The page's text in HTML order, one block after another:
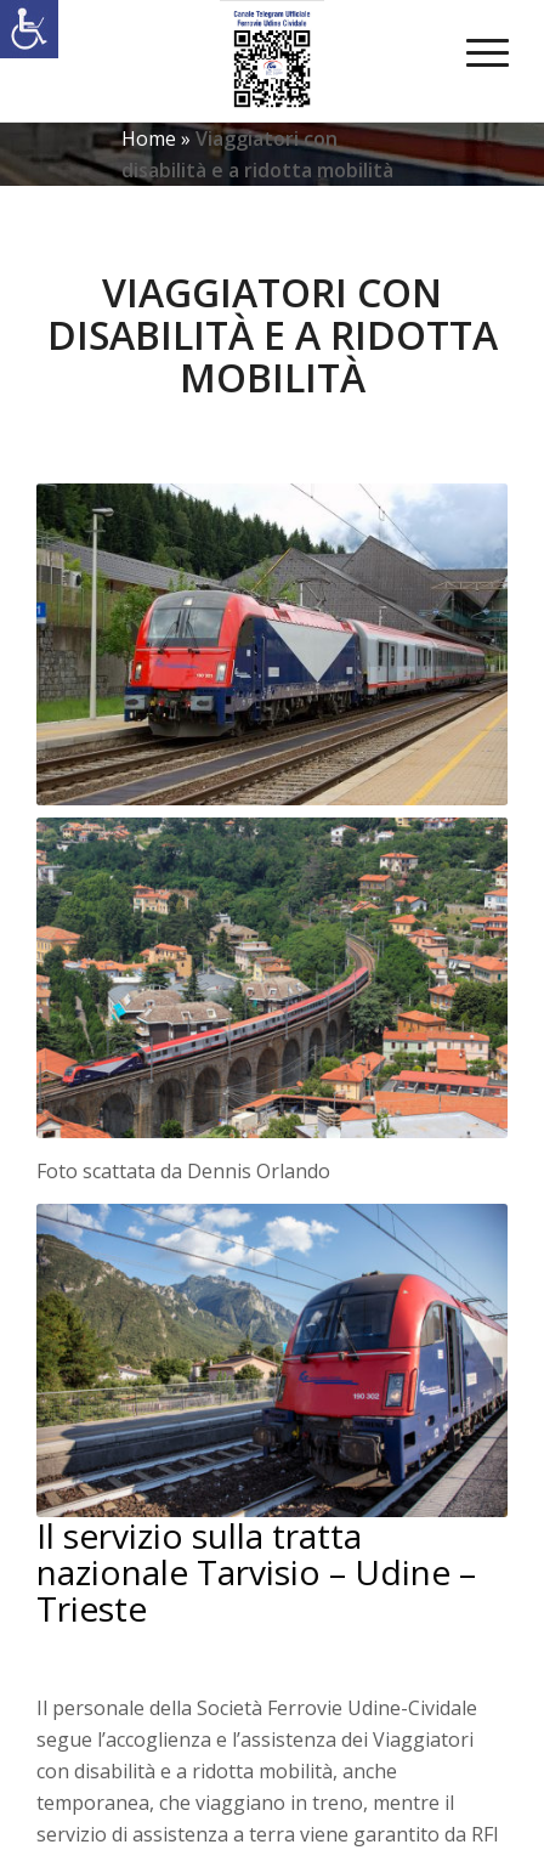
Home » Viaggiatori con
disabilità e a ridotta mobilità
VIAGGIATORI CON
DISABILITÀ E A RIDOTTA
MOBILITÀ
Foto scattata da Dennis Orlando
Il servizio sulla tratta
nazionale Tarvisio – Udine –
Trieste
Il personale della Società Ferrovie Udine-Cividale
segue l’accoglienza e l’assistenza dei Viaggiatori
con disabilità e a ridotta mobilità, anche
temporanea, che viaggiano in treno, mentre il
servizio di assistenza a terra viene garantito da RFI